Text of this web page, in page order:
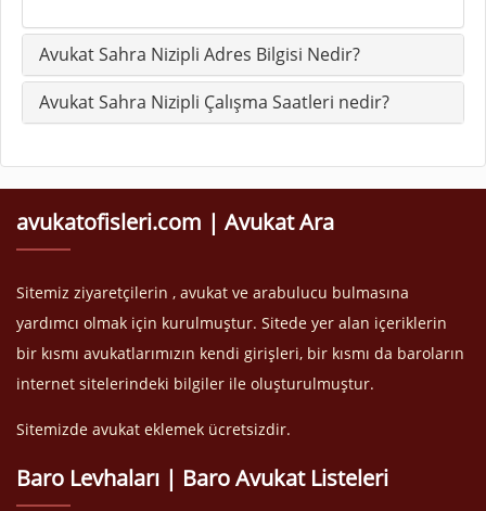
Avukat Sahra Nizipli Adres Bilgisi Nedir?
Avukat Sahra Nizipli Çalışma Saatleri nedir?
avukatofisleri.com | Avukat Ara
Sitemiz ziyaretçilerin , avukat ve arabulucu bulmasına
yardımcı olmak için kurulmuştur. Sitede yer alan içeriklerin
bir kısmı avukatlarımızın kendi girişleri, bir kısmı da baroların
internet sitelerindeki bilgiler ile oluşturulmuştur.
Sitemizde avukat eklemek ücretsizdir.
Baro Levhaları | Baro Avukat Listeleri